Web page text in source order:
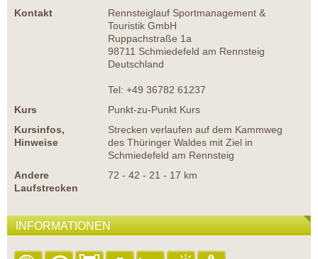
Kontakt
Rennsteiglauf Sportmanagement &
Touristik GmbH
Ruppachstraße 1a
98711 Schmiedefeld am Rennsteig
Deutschland
Tel: +49 36782 61237
Kurs
Punkt-zu-Punkt Kurs
Kursinfos,
Hinweise
Strecken verlaufen auf dem Kammweg
des Thüringer Waldes mit Ziel in
Schmiedefeld am Rennsteig
Andere
Laufstrecken
72 - 42 - 21 - 17 km
INFORMATIONEN